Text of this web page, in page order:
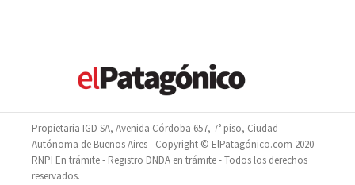
Propietaria IGD SA, Avenida Córdoba 657, 7° piso, Ciudad
Autónoma de Buenos Aires - Copyright © ElPatagónico.com 2020 -
RNPI En trámite - Registro DNDA en trámite - Todos los derechos
reservados.